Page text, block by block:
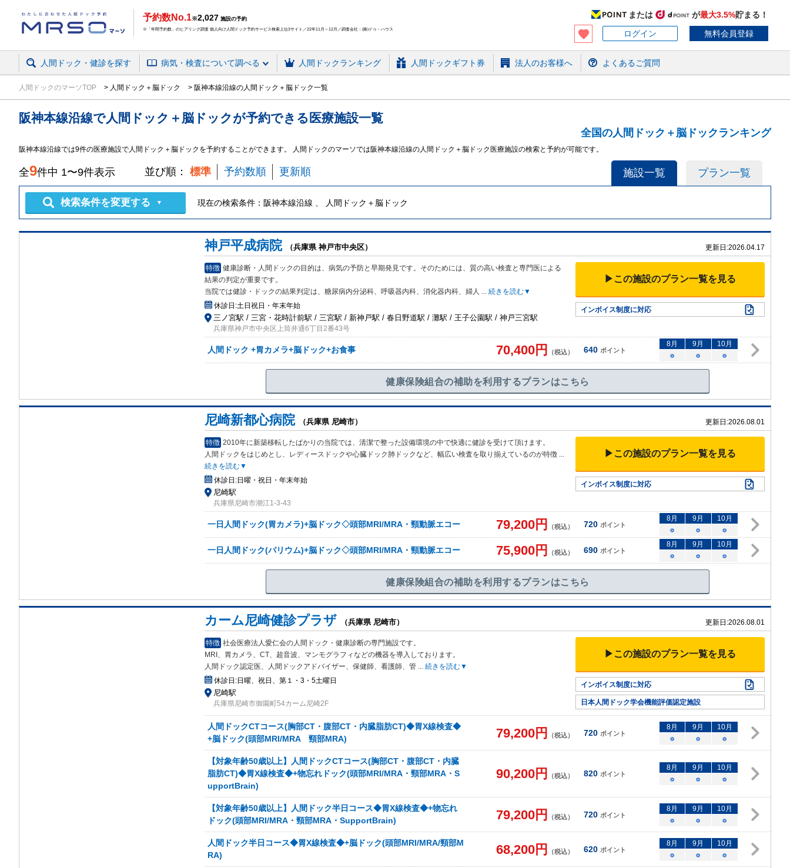
予約数No.1※2,027 施設の予約
※「年間予約数」のヒアリング調査 個人向け人間ドック予約サービス検索上位3サイト／22年11月～12月／調査会社：(株)ドゥ・ハウス
または が最大3.5%貯まる！
ログイン
無料会員登録
人間ドック・健診を探す 病気・検査について調べる 人間ドックランキング 人間ドックギフト券 法人のお客様へ よくあるご質問
人間ドックのマーソTOP 人間ドック＋脳ドック 阪神本線沿線の人間ドック＋脳ドック一覧
阪神本線沿線で人間ドック＋脳ドックが予約できる 医療施設一覧
全国の人間ドック＋脳ドックランキング
阪神本線沿線では9件の医療施設で人間ドック＋脳ドックを予約することができます。 人間ドックのマーソでは阪神本線沿線の人間ドック＋脳ドック医療施設の検索と予約が可能です。
施設一覧 プラン一覧
全9件中 1〜9件表示 並び順： 標準 予約数順 更新順
検索条件を変更する ▼ 現在の検索条件： 阪神本線沿線 、 人間ドック＋脳ドック
神戸平成病院 （兵庫県 神戸市中央区） 更新日:2026.04.17
特徴 健康診断・人間ドックの目的は、病気の予防と早期発見です。そのためには、質の高い検査と専門医による
結果の判定が重要です。
当院では健診・ドックの結果判定は、糖尿病内分泌科、呼吸器内科、消化器内科、婦人 ... 続きを読む▼
休診日:土日祝日・年末年始
三ノ宮駅 / 三宮・花時計前駅 / 三宮駅 / 新神戸駅 / 春日野道駅 / 灘駅 / 王子公園駅 / 神戸三宮駅
兵庫県神戸市中央区上筒井通6丁目2番43号
▶この施設のプラン一覧を見る
インボイス制度に対応
人間ドック +胃カメラ+脳ドック+お食事 70,400円 （税込） 640 ポイント
8月 9月 10月
○
○ ○
健康保険組合の補助を利用するプランはこちら
尼崎新都心病院 （兵庫県 尼崎市） 更新日:2026.08.01
特徴 2010年に新築移転したばかりの当院では、清潔で整った設備環境の中で快適に健診を受けて頂けます。
人間ドックをはじめとし、レディースドックや心臓ドック肺ドックなど、幅広い検査を取り揃えているのが特徴 ...
続きを読む▼
休診日:日曜・祝日・年末年始
尼崎駅
兵庫県尼崎市潮江1-3-43
▶この施設のプラン一覧を見る
インボイス制度に対応
一日人間ドック(胃カメラ)+脳ドック◇頭部MRI/MRA・頸動脈エコー 79,200円 （税込） 720 ポイント
8月 9月 10月
○
○ ○
一日人間ドック(バリウム)+脳ドック◇頭部MRI/MRA・頸動脈エコー 75,900円 （税込） 690 ポイント
8月 9月 10月
○
○ ○
健康保険組合の補助を利用するプランはこちら
カーム尼崎健診プラザ （兵庫県 尼崎市） 更新日:2026.08.01
特徴 社会医療法人愛仁会の人間ドック・健康診断の専門施設です。
MRI、胃カメラ、CT、超音波、マンモグラフィなどの機器を導入しております。
人間ドック認定医、人間ドックアドバイザー、保健師、看護師、管 ... 続きを読む▼
休診日:日曜、祝日、第１・3・5土曜日
尼崎駅
兵庫県尼崎市御園町54カーム尼崎2F
▶この施設のプラン一覧を見る
インボイス制度に対応
日本人間ドック学会機能評価認定施設
人間ドックCTコース(胸部CT・腹部CT・内臓脂肪CT)◆胃X線検査◆
+脳ドック(頭部MRI/MRA 頸部MRA)
79,200円 （税込） 720 ポイント
8月 9月 10月
○
○ ○
【対象年齢50歳以上】人間ドックCTコース(胸部CT・腹部CT・内臓
脂肪CT)◆胃X線検査◆+物忘れドック(頭部MRI/MRA・頸部MRA・S
upportBrain)
90,200円 （税込） 820 ポイント
8月 9月 10月
○
○ ○
【対象年齢50歳以上】人間ドック半日コース◆胃X線検査◆+物忘れ
ドック(頭部MRI/MRA・頸部MRA・SupportBrain)
79,200円 （税込） 720 ポイント
8月 9月 10月
○
○ ○
人間ドック半日コース◆胃X線検査◆+脳ドック(頭部MRI/MRA/頸部M
RA)
68,200円 （税込） 620 ポイント
8月 9月 10月
○
○ ○